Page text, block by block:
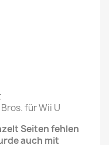
für Wii U
Seiten fehlen
auch mit